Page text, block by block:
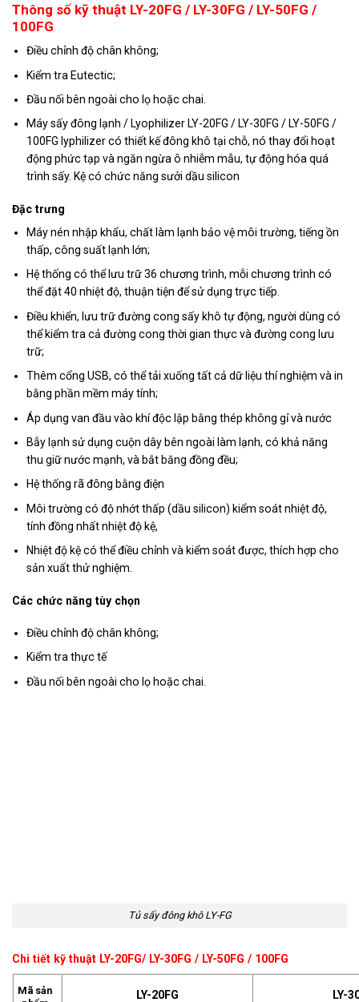
Thông số kỹ thuật LY-20FG / LY-30FG / LY-50FG /
100FG
Điều chỉnh độ chân không;
Kiểm tra Eutectic;
Đầu nối bên ngoài cho lọ hoặc chai.
Máy sấy đông lạnh / LyophiIizer LY-20FG / LY-30FG / LY-50FG /
100FG lyphilizer có thiết kế đông khô tại chỗ, nó thay đổi hoạt
động phức tạp và ngăn ngừa ô nhiễm mẫu, tự động hóa quá
trình sấy. Kệ có chức năng sưởi dầu silicon
Đặc trưng
Máy nén nhập khẩu, chất làm lạnh bảo vệ môi trường, tiếng ồn
thấp, công suất lạnh lớn;
Hệ thống có thể lưu trữ 36 chương trình, mỗi chương trình có
thể đặt 40 nhiệt độ, thuận tiện để sử dụng trực tiếp.
Điều khiển, lưu trữ đường cong sấy khô tự động, người dùng có
thể kiểm tra cả đường cong thời gian thực và đường cong lưu
trữ;
Thêm cổng USB, có thể tải xuống tất cả dữ liệu thí nghiệm và in
bằng phần mềm máy tính;
Áp dụng van đầu vào khí độc lập bằng thép không gỉ và nước
Bẫy lạnh sử dụng cuộn dây bên ngoài làm lạnh, có khả năng
thu giữ nước mạnh, và bắt băng đồng đều;
Hệ thống rã đông bằng điện
Môi trường có độ nhớt thấp (dầu silicon) kiểm soát nhiệt độ,
tính đồng nhất nhiệt độ kệ,
Nhiệt độ kệ có thể điều chỉnh và kiểm soát được, thích hợp cho
sản xuất thử nghiệm.
Các chức năng tùy chọn
Điều chỉnh độ chân không;
Kiểm tra thực tế
Đầu nối bên ngoài cho lọ hoặc chai.
Tủ sấy đông khô LY-FG
Chi tiết kỹ thuật LY-20FG/ LY-30FG / LY-50FG / 100FG
Mã sản
LY-20FG LY-